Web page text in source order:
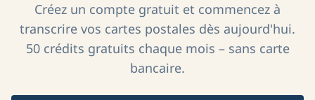
Créez un compte gratuit et commencez à
transcrire vos cartes postales dès aujourd'hui.
50 crédits gratuits chaque mois – sans carte
bancaire.